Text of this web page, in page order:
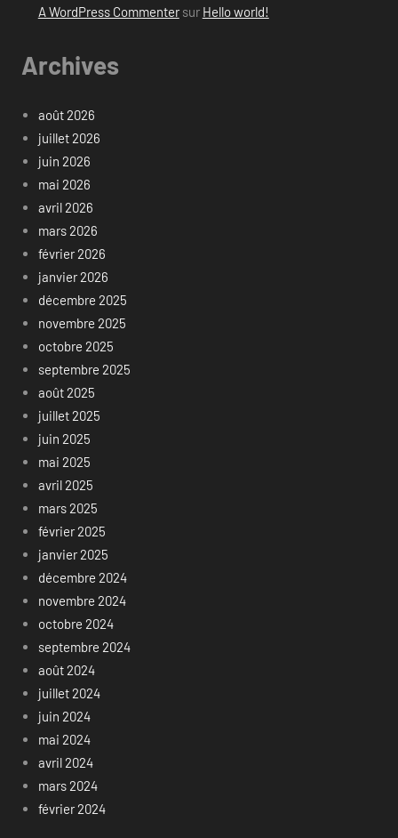
A WordPress Commentersur Hello world!
Archives
août 2026
juillet 2026
juin 2026
mai 2026
avril 2026
mars 2026
février 2026
janvier 2026
décembre 2025
novembre 2025
octobre 2025
septembre 2025
août 2025
juillet 2025
juin 2025
mai 2025
avril 2025
mars 2025
février 2025
janvier 2025
décembre 2024
novembre 2024
octobre 2024
septembre 2024
août 2024
juillet 2024
juin 2024
mai 2024
avril 2024
mars 2024
février 2024